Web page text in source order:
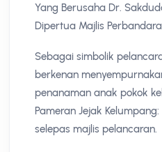
Yang Berusaha Dr.
Dipertua Majlis
Sebagai simbolik
berkenan
penanaman anak pokok
Pameran Jejak
selepas majlis pelancaran.